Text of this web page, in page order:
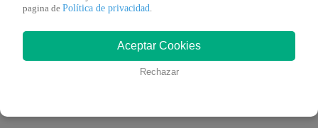
También te puede
interesar
pagina de Política de privacidad.
Aceptar Cookies
Rechazar